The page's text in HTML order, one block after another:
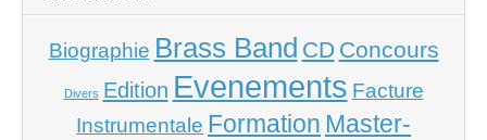
Biographie Brass Band CD Concours
Divers Edition Evenements Facture
Instrumentale Formation Master-